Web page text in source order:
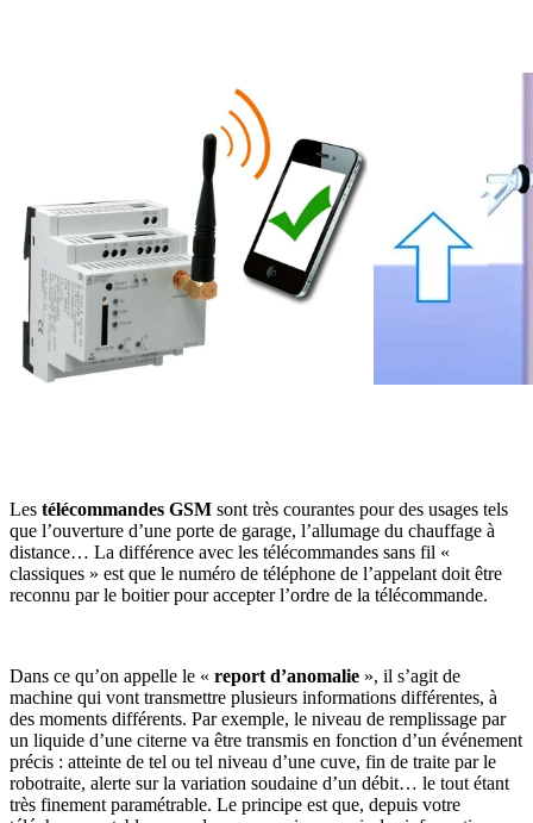
Les télécommandes GSM sont très courantes pour des usages tels
que l’ouverture d’une porte de garage, l’allumage du chauffage à
distance… La différence avec les télécommandes sans fil «
classiques » est que le numéro de téléphone de l’appelant doit être
reconnu par le boitier pour accepter l’ordre de la télécommande.
Dans ce qu’on appelle le « report d’anomalie », il s’agit de
machine qui vont transmettre plusieurs informations différentes, à
des moments différents. Par exemple, le niveau de remplissage par
un liquide d’une citerne va être transmis en fonction d’un événement
précis : atteinte de tel ou tel niveau d’une cuve, fin de traite par le
robotraite, alerte sur la variation soudaine d’un débit… le tout étant
très finement paramétrable. Le principe est que, depuis votre